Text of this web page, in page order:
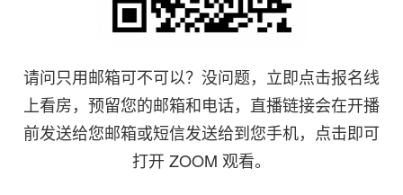
请问只用邮箱可不可以？没问题，立即点击报名线
上看房，预留您的邮箱和电话，直播链接会在开播
前发送给您邮箱或短信发送给到您手机，点击即可
打开 ZOOM 观看。